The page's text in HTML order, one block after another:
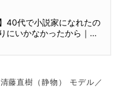
40代で小説家になれたの
にいかなかったから｜朝
藤直樹（静物） モデル／